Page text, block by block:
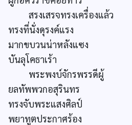
สรงเสรจทรงเครื่องแล้ว
ทรงที่นั่งดุรงค์แรง
มากขบวนน่าหลังแซง
บันลุโคธาเร้า
พระพงบ์จักรพรรดีผู้
ยลทัพพวกอสุรินทร
ทรงจับพระแสงศิลป์
พยาทูตประกาศร้อง